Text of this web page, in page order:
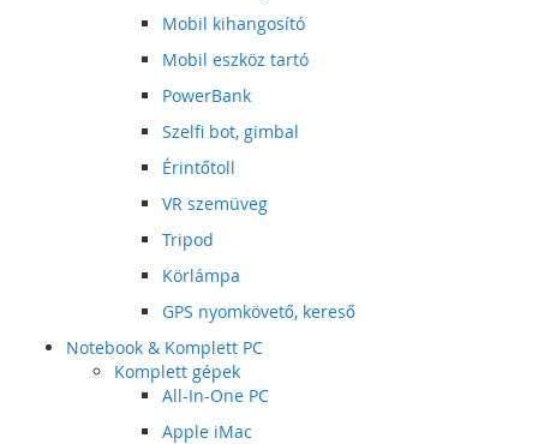
Mobil kihangosító
Mobil eszköz tartó
PowerBank
Szelfi bot, gimbal
Érintőtoll
VR szemüveg
Tripod
Körlámpa
GPS nyomkövető, kereső
Notebook & Komplett PC
Komplett gépek
All-In-One PC
Apple iMac